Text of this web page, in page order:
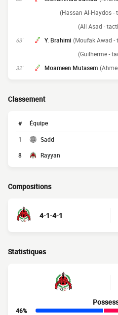
(Hassan Al-Haydos -
(Ali Asad -
63' Y. Brahimi (Moufak Awad -
(Guilherme -
32' Moameen Mutasem
Classement
# Équipe
1 Sadd
8
Rayyan
Compositions
4-1-4-1
Statistiques
46%